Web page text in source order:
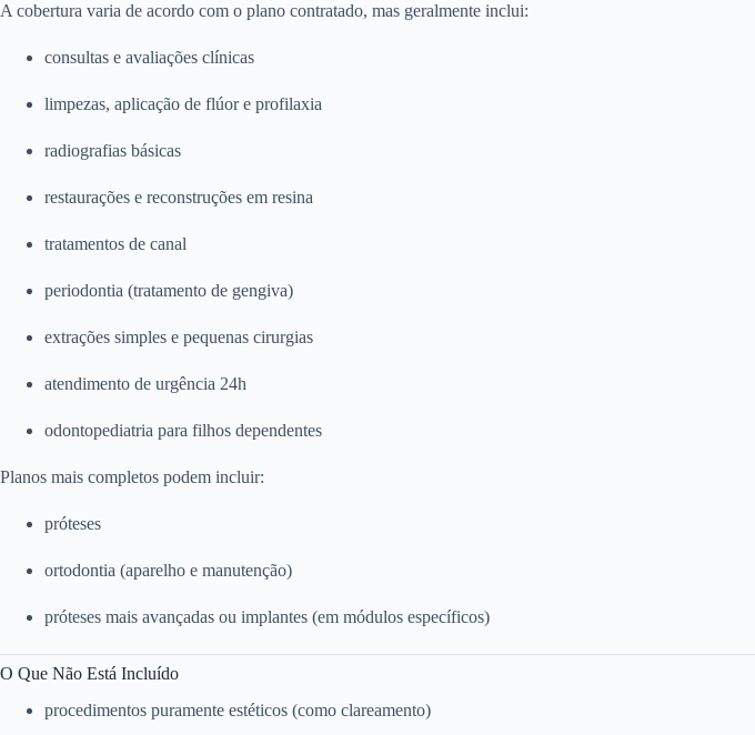
A cobertura varia de acordo com o plano contratado, mas geralmente inclui:
consultas e avaliações clínicas
limpezas, aplicação de flúor e profilaxia
radiografias básicas
restaurações e reconstruções em resina
tratamentos de canal
periodontia (tratamento de gengiva)
extrações simples e pequenas cirurgias
atendimento de urgência 24h
odontopediatria para filhos dependentes
Planos mais completos podem incluir:
próteses
ortodontia (aparelho e manutenção)
próteses mais avançadas ou implantes (em módulos específicos)
O Que Não Está Incluído
procedimentos puramente estéticos (como clareamento)